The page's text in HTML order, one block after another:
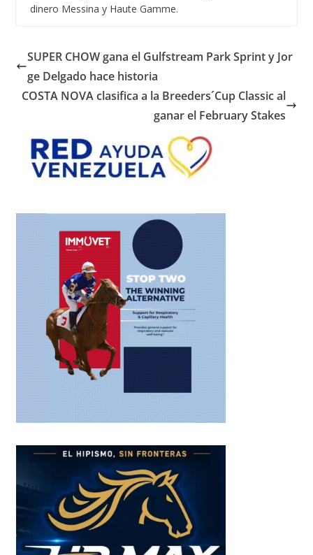
dinero Messina y Haute Gamme.
SUPER CHOW gana el Gulfstream Park Sprint y Jor
ge Delgado hace historia
COSTA NOVA clasifica a la Breeders´Cup Classic al
ganar el February Stakes